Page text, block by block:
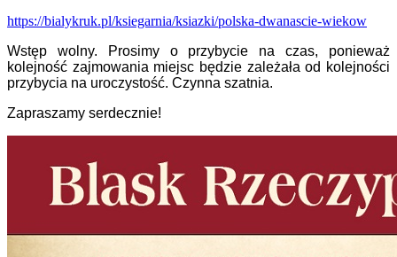
https://bialykruk.pl/ksiegarnia/ksiazki/polska-dwanascie-wiekow
Wstęp wolny. Prosimy o przybycie na czas, ponieważ
kolejność zajmowania miejsc będzie zależała od kolejności
przybycia na uroczystość. Czynna szatnia.
Zapraszamy serdecznie!